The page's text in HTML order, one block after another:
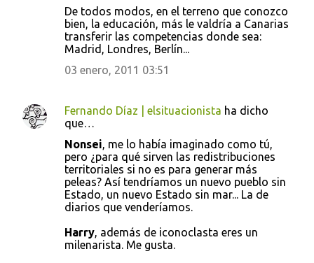
De todos modos, en el terreno que conozco
bien, la educación, más le valdría a Canarias
transferir las competencias donde sea:
Madrid, Londres, Berlín...
03 enero, 2011 03:51
Fernando Díaz | elsituacionista ha dicho
que…
Nonsei, me lo había imaginado como tú,
pero ¿para qué sirven las redistribuciones
territoriales si no es para generar más
peleas? Así tendríamos un nuevo pueblo sin
Estado, un nuevo Estado sin mar... La de
diarios que venderíamos.
Harry, además de iconoclasta eres un
milenarista. Me gusta.